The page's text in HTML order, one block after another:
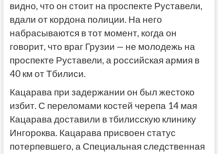
видно, что он стоит на проспекте Руставели,
вдали от кордона полиции. На него
набрасываются в тот момент, когда он
говорит, что враг Грузии — не молодежь на
проспекте Руставели, а российская армия в
40 км от Тбилиси.
Кацарава при задержании он был жестоко
избит. С переломами костей черепа 14 мая
Кацарава доставили в тбилисскую клинику
Ингороква. Кацарава присвоен статус
потерпевшего, а Специальная следственная